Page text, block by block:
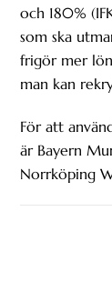
och 180%
som ska
frigör mer
man kan
För att
är Bayern
Norrköping